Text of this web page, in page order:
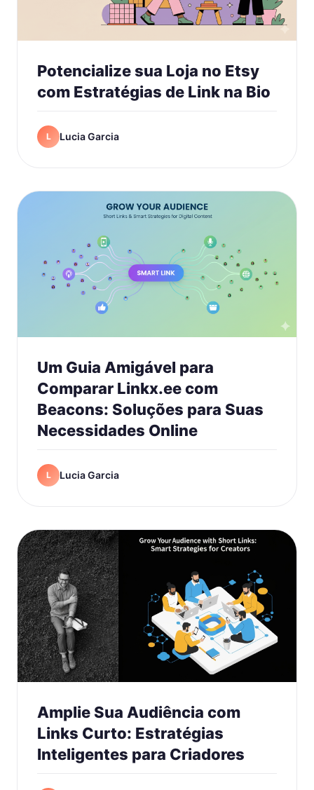
Potencialize sua Loja no Etsy
com Estratégias de Link na Bio
L Lucia Garcia
Um Guia Amigável para
Comparar Linkx.ee com
Beacons: Soluções para Suas
Necessidades Online
L Lucia Garcia
Amplie Sua Audiência com
Links Curto: Estratégias
Inteligentes para Criadores